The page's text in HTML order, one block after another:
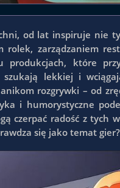
od lat inspiruje nie
rolek, zarządzaniem
produkcjach, które
lekkiej i
rozgrywki – od
i humorystyczne
czerpać radość z tych
się jako temat gier?